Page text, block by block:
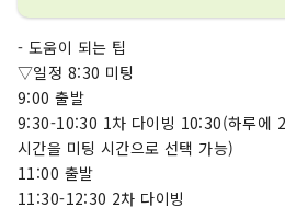
- 도움이 되는 팁
▽일정 8:30 미팅
9:00 출발
9:30-10:30 1차 다이빙 10:30(하루에
시간을 미팅 시간으로 선택 가능)
11:00 출발
11:30-12:30 2차 다이빙